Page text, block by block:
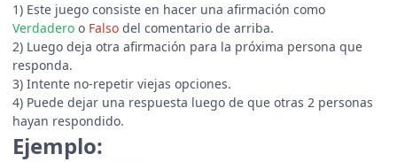
1) Este juego consiste en hacer una afirmación como
Verdadero o Falso del comentario de arriba.
2) Luego deja otra afirmación para la próxima persona que
responda.
3) Intente no-repetir viejas opciones.
4) Puede dejar una respuesta luego de que otras 2 personas
hayan respondido.
Ejemplo: